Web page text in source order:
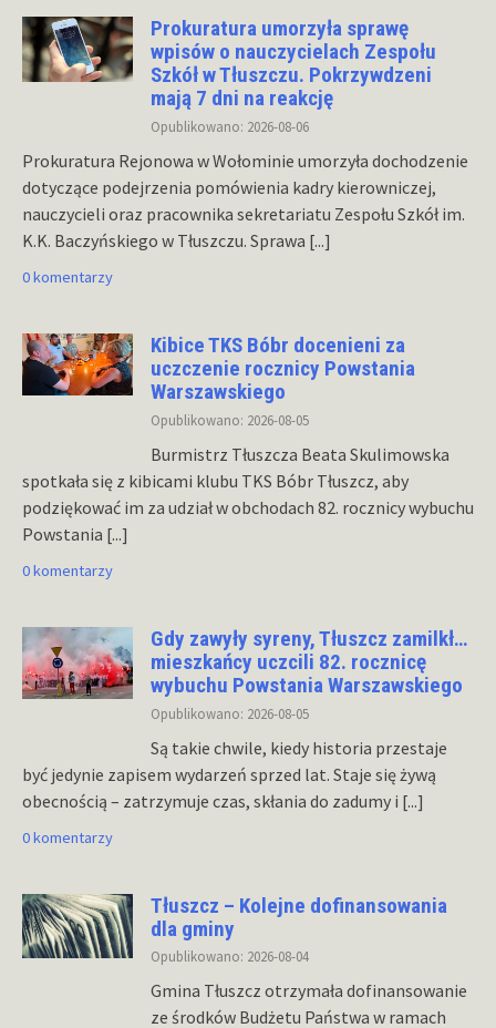
Prokuratura umorzyła sprawę
wpisów o nauczycielach Zespołu
Szkół w Tłuszczu. Pokrzywdzeni
mają 7 dni na reakcję
Opublikowano: 2026-08-06
Prokuratura Rejonowa w Wołominie umorzyła dochodzenie
dotyczące podejrzenia pomówienia kadry kierowniczej,
nauczycieli oraz pracownika sekretariatu Zespołu Szkół im.
K.K. Baczyńskiego w Tłuszczu. Sprawa [...]
0 komentarzy
Kibice TKS Bóbr docenieni za
uczczenie rocznicy Powstania
Warszawskiego
Opublikowano: 2026-08-05
Burmistrz Tłuszcza Beata Skulimowska
spotkała się z kibicami klubu TKS Bóbr Tłuszcz, aby
podziękować im za udział w obchodach 82. rocznicy wybuchu
Powstania [...]
0 komentarzy
Gdy zawyły syreny, Tłuszcz zamilkł…
mieszkańcy uczcili 82. rocznicę
wybuchu Powstania Warszawskiego
Opublikowano: 2026-08-05
Są takie chwile, kiedy historia przestaje
być jedynie zapisem wydarzeń sprzed lat. Staje się żywą
obecnością – zatrzymuje czas, skłania do zadumy i [...]
0 komentarzy
Tłuszcz – Kolejne dofinansowania
dla gminy
Opublikowano: 2026-08-04
Gmina Tłuszcz otrzymała dofinansowanie
ze środków Budżetu Państwa w ramach